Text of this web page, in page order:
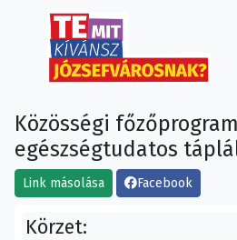
Közösségi
egészségtudatos
Link másolása Facebook
Körzet: